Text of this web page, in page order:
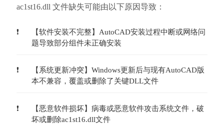
ac1st16.dll 文件缺失可能由以下原因导致：
【软件安装不完整】AutoCAD安装过程中断或网络问
题导致部分组件未正确安装
【系统更新冲突】Windows更新后与现有AutoCAD版
本不兼容，覆盖或删除了关键DLL文件
【恶意软件损坏】病毒或恶意软件攻击系统文件，破
坏或删除ac1st16.dll文件